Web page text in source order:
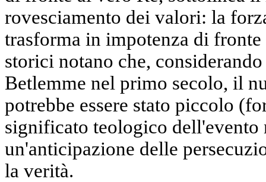
rovesciamento dei valori: la
trasforma in impotenza di
storici notano che,
Betlemme nel primo secolo, il
potrebbe essere stato piccolo
significato teologico
un'anticipazione delle
la verità.